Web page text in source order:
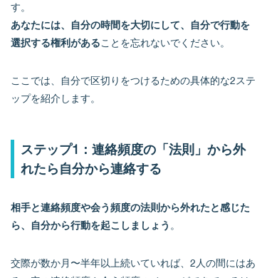
す。
あなたには、自分の時間を大切にして、自分で行動を
選択する権利があることを忘れないでください。
ここでは、自分で区切りをつけるための具体的な2ステ
ップを紹介します。
ステップ1：連絡頻度の「法則」から外
れたら自分から連絡する
相手と連絡頻度や会う頻度の法則から外れたと感じた
ら、自分から行動を起こしましょう 。
交際が数か月〜半年以上続いていれば、2人の間にはあ